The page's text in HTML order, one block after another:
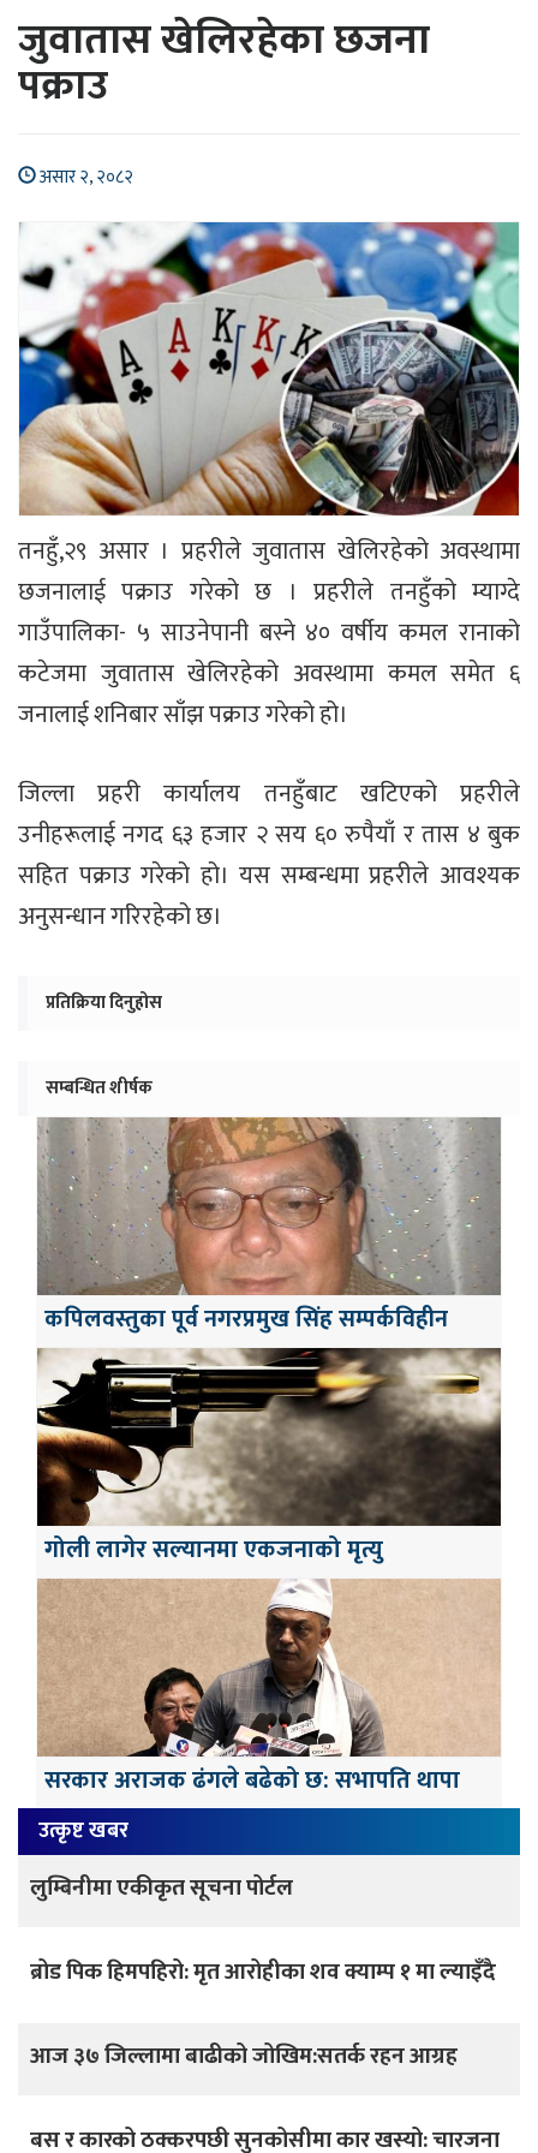
जुवातास खेलिरहेका छजना
पक्राउ
असार २, २०८२
तनहुँ,२९ असार । प्रहरीले जुवातास खेलिरहेको अवस्थामा
छजनालाई पक्राउ गरेको छ । प्रहरीले तनहुँको म्याग्दे
गाउँपालिका- ५ साउनेपानी बस्ने ४० वर्षीय कमल रानाको
कटेजमा जुवातास खेलिरहेको अवस्थामा कमल समेत ६
जनालाई शनिबार साँझ पक्राउ गरेको हो।
जिल्ला प्रहरी कार्यालय तनहुँबाट खटिएको प्रहरीले
उनीहरूलाई नगद ६३ हजार २ सय ६० रुपैयाँ र तास ४ बुक
सहित पक्राउ गरेको हो। यस सम्बन्धमा प्रहरीले आवश्यक
अनुसन्धान गरिरहेको छ।
प्रतिक्रिया दिनुहोस
सम्बन्धित शीर्षक
कपिलवस्तुका पूर्व नगरप्रमुख सिंह सम्पर्कविहीन
गोली लागेर सल्यानमा एकजनाको मृत्यु
सरकार अराजक ढंगले बढेको छ: सभापति थापा
उत्कृष्ट खबर
लुम्बिनीमा एकीकृत सूचना पोर्टल
ब्रोड पिक हिमपहिरो: मृत आरोहीका शव क्याम्प १ मा ल्याइँदै
आज ३७ जिल्लामा बाढीको जोखिम:सतर्क रहन आग्रह
बस र कारको ठक्करपछी सुनकोसीमा कार खस्यो: चारजना